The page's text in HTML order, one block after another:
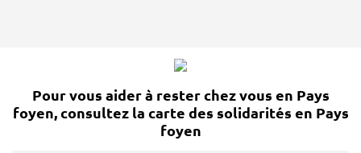
Pour vous aider à rester chez vous en Pays
foyen, consultez la carte des solidarités en Pays
foyen